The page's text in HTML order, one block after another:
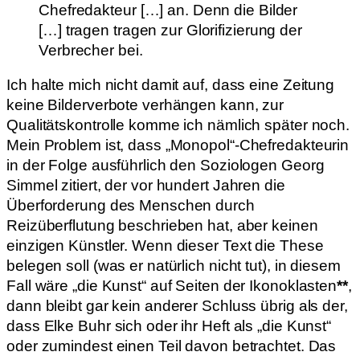
Chefredakteur […] an. Denn die Bilder
[…] tragen tragen zur Glorifizierung der
Verbrecher bei.
Ich halte mich nicht damit auf, dass eine Zeitung
keine Bilderverbote verhängen kann, zur
Qualitätskontrolle komme ich nämlich später noch.
Mein Problem ist, dass „Monopol“-Chefredakteurin
in der Folge ausführlich den Soziologen Georg
Simmel zitiert, der vor hundert Jahren die
Überforderung des Menschen durch
Reizüberflutung beschrieben hat, aber keinen
einzigen Künstler. Wenn dieser Text die These
belegen soll (was er natürlich nicht tut), in diesem
Fall wäre „die Kunst“ auf Seiten der Ikonoklasten**,
dann bleibt gar kein anderer Schluss übrig als der,
dass Elke Buhr sich oder ihr Heft als „die Kunst“
oder zumindest einen Teil davon betrachtet. Das